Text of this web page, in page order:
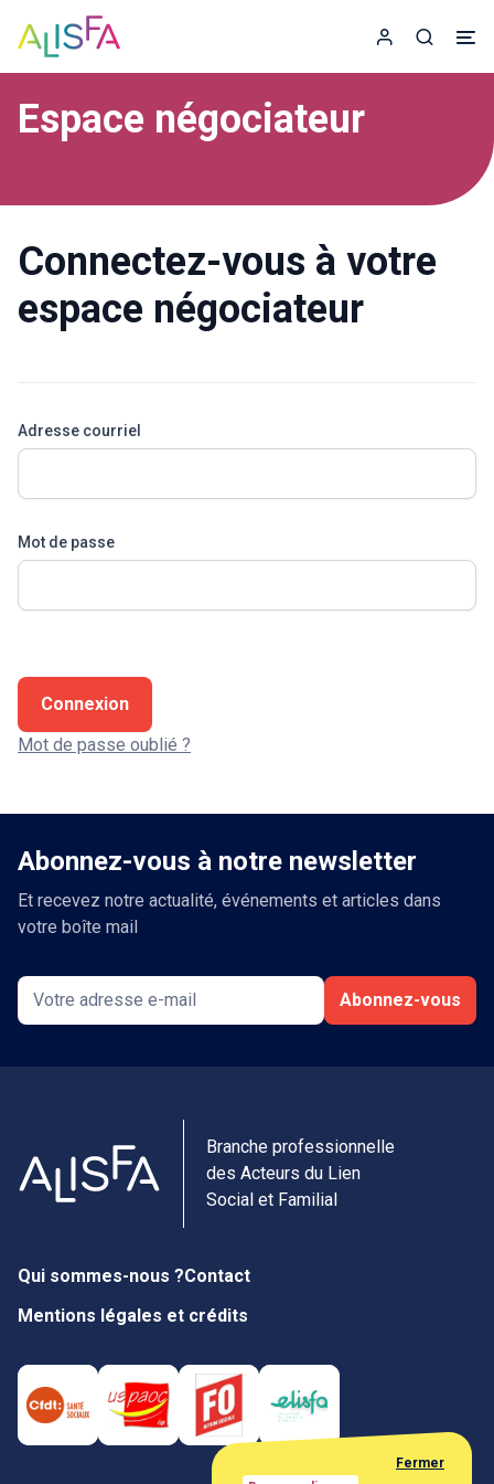
Accueil
Espace
Espace négociateur
Connectez-vous à votre
espace négociateur
Adresse courriel
Mot de passe
Connexion
Mot de passe oublié ?
Abonnez-vous à notre newsletter
Et recevez notre actualité, événements et articles dans
votre boîte mail
Abonnez-vous
Branche professionnelle
des Acteurs du Lien
Social et Familial
Qui sommes-nous ?Contact
Mentions légales et crédits
Fermer